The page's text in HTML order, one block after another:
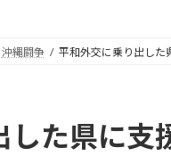
沖縄闘争 平和外交に乗り出した
た県に支